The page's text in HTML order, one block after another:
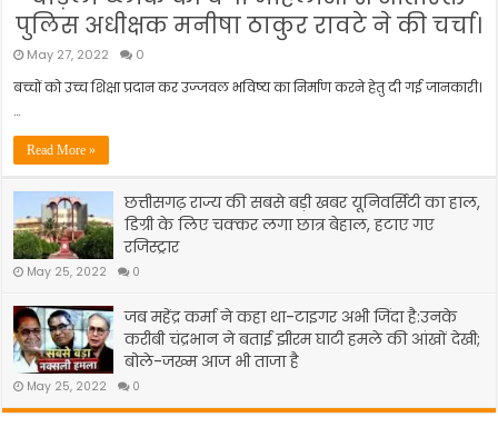
पुलिस अधीक्षक मनीषा ठाकुर रावटे ने की चर्चा।
May 27, 2022 0
बच्चों को उच्च शिक्षा प्रदान कर उज्जवल भविष्य का निर्माण करने हेतु दी गई जानकारी।
…
Read More »
छत्तीसगढ़ राज्य की सबसे बड़ी खबर यूनिवर्सिटी का हाल,
डिग्री के लिए चक्कर लगा छात्र बेहाल, हटाए गए
रजिस्ट्रार
May 25, 2022 0
जब महेंद्र कर्मा ने कहा था-टाइगर अभी जिंदा है:उनके
करीबी चंद्रभान ने बताई झीरम घाटी हमले की आंखों देखी;
बोले-जख्म आज भी ताजा है
May 25, 2022 0